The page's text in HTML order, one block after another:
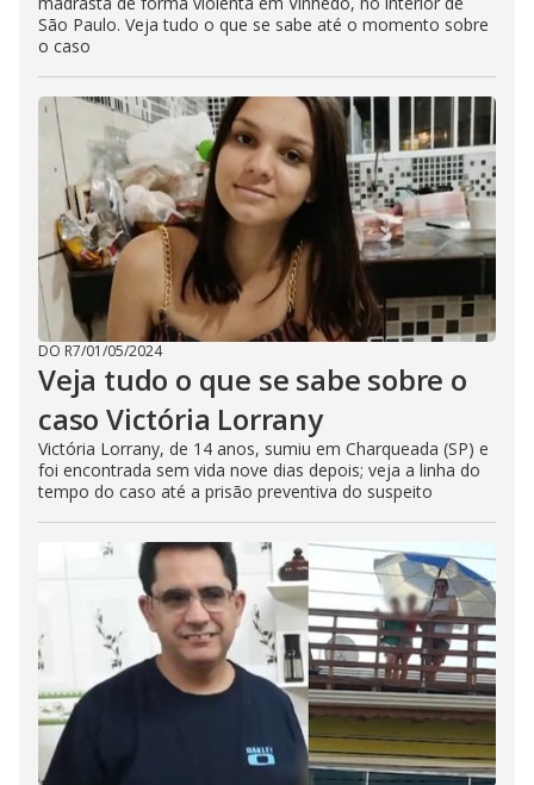
São Paulo. Veja tudo o que se sabe até o momento sobre
o caso
DO R7/01/05/2024
Veja tudo o que se sabe sobre o
caso Victória Lorrany
Victória Lorrany, de 14 anos, sumiu em Charqueada (SP) e
foi encontrada sem vida nove dias depois; veja a linha do
tempo do caso até a prisão preventiva do suspeito